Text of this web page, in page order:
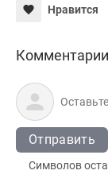
Нравится
Отправить
Символов